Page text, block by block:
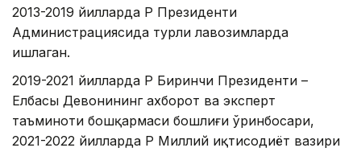
2013-2019 йилларда ҚР Президенти
Администрациясида турли лавозимларда
ишлаган.
2019-2021 йилларда ҚР Биринчи Президенти –
Елбасы Девонининг ахборот ва эксперт
таъминоти бошқармаси бошлиғи ўринбосари,
2021-2022 йилларда ҚР Миллий иқтисодиёт вазири